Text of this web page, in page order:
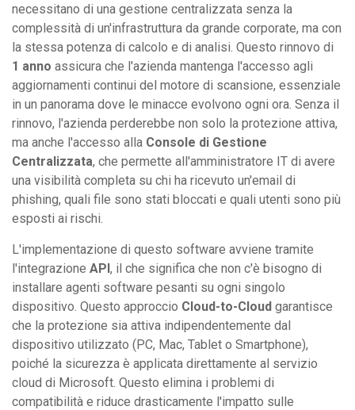
necessitano di una gestione centralizzata senza la
complessità di un'infrastruttura da grande corporate, ma con
la stessa potenza di calcolo e di analisi. Questo rinnovo di
1 anno assicura che l'azienda mantenga l'accesso agli
aggiornamenti continui del motore di scansione, essenziale
in un panorama dove le minacce evolvono ogni ora. Senza il
rinnovo, l'azienda perderebbe non solo la protezione attiva,
ma anche l'accesso alla Console di Gestione
Centralizzata, che permette all'amministratore IT di avere
una visibilità completa su chi ha ricevuto un'email di
phishing, quali file sono stati bloccati e quali utenti sono più
esposti ai rischi.
L'implementazione di questo software avviene tramite
l'integrazione API, il che significa che non c'è bisogno di
installare agenti software pesanti su ogni singolo
dispositivo. Questo approccio Cloud-to-Cloud garantisce
che la protezione sia attiva indipendentemente dal
dispositivo utilizzato (PC, Mac, Tablet o Smartphone),
poiché la sicurezza è applicata direttamente al servizio
cloud di Microsoft. Questo elimina i problemi di
compatibilità e riduce drasticamente l'impatto sulle